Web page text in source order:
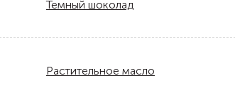
Темный шоколад
Растительное масло